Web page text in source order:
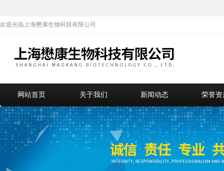
欢迎光临上海懋康生物科技有限公司
网站首页 关于我们 新闻动态 荣誉资